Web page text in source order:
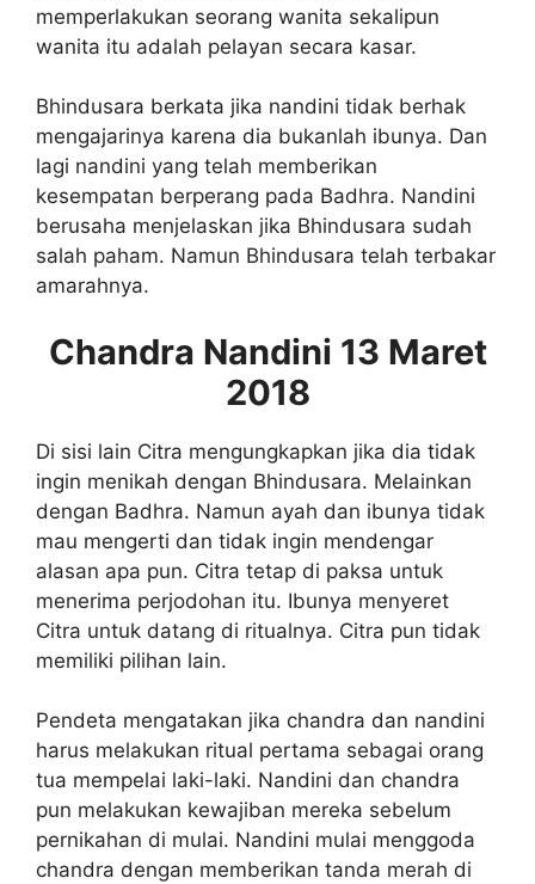
memperlakukan seorang wanita sekalipun
wanita itu adalah pelayan secara kasar.
Bhindusara berkata jika nandini tidak berhak
mengajarinya karena dia bukanlah ibunya. Dan
lagi nandini yang telah memberikan
kesempatan berperang pada Badhra. Nandini
berusaha menjelaskan jika Bhindusara sudah
salah paham. Namun Bhindusara telah terbakar
amarahnya.
Chandra Nandini 13 Maret
2018
Di sisi lain Citra mengungkapkan jika dia tidak
ingin menikah dengan Bhindusara. Melainkan
dengan Badhra. Namun ayah dan ibunya tidak
mau mengerti dan tidak ingin mendengar
alasan apa pun. Citra tetap di paksa untuk
menerima perjodohan itu. Ibunya menyeret
Citra untuk datang di ritualnya. Citra pun tidak
memiliki pilihan lain.
Pendeta mengatakan jika chandra dan nandini
harus melakukan ritual pertama sebagai orang
tua mempelai laki-laki. Nandini dan chandra
pun melakukan kewajiban mereka sebelum
pernikahan di mulai. Nandini mulai menggoda
chandra dengan memberikan tanda merah di